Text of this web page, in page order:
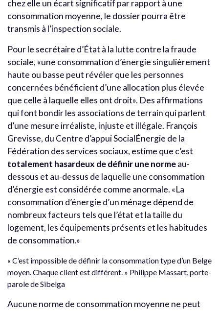
chez elle un écart significatif par rapport à une
consommation moyenne, le dossier pourra être
transmis à l’inspection sociale.
Pour le secrétaire d’État à la lutte contre la fraude
sociale, «une consommation d’énergie singulièrement
haute ou basse peut révéler que les personnes
concernées bénéficient d’une allocation plus élevée
que celle à laquelle elles ont droit». Des affirmations
qui font bondir les associations de terrain qui parlent
d’une mesure irréaliste, injuste et illégale. François
Grevisse, du Centre d’appui SocialÉnergie de la
Fédération des services sociaux, estime que c’est
totalement hasardeux de définir une normeau-
dessous et au-dessus de laquelle une consommation
d’énergie est considérée comme anormale. «La
consommation d’énergie d’un ménage dépend de
nombreux facteurs tels que l’état et la taille du
logement, les équipements présents et les habitudes
de consommation.»
« C’est impossible de définir la consommation type d’un Belge
moyen. Chaque client est différent. » Philippe Massart, porte-
parole de Sibelga
Aucune norme de consommation moyenne ne peut